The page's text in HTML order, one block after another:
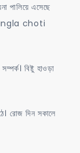
পালিয়ে এসেছে
choti
বিষ্টু হাওড়া
রোজ দিন সকালে